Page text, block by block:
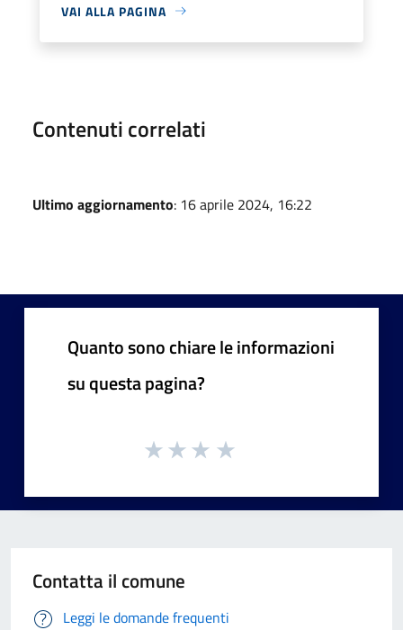
VAI ALLA PAGINA
Contenuti correlati
Ultimo aggiornamento: 16 aprile 2024, 16:22
Quanto sono chiare le informazioni
su questa pagina?
Contatta il comune
Leggi le domande frequenti